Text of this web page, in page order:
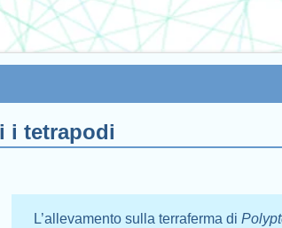
i tetrapodi
L’allevamento sulla terraferma di